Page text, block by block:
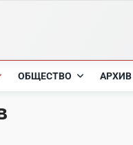
ОБЩЕСТВО АРХИВ